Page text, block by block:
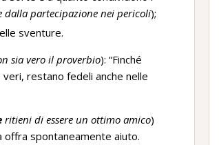
partecipazione nei pericoli);
sventure.
sia vero il proverbio): “Finché
restano fedeli anche nelle
ritieni di essere un ottimo amico)
offra spontaneamente aiuto.